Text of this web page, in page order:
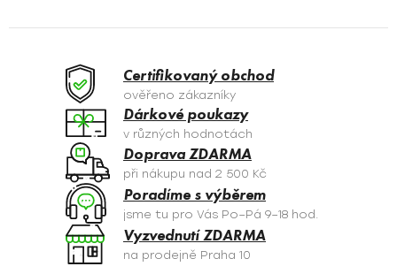
á
c
í
p
r
v
k
y
v
ý
p
Certifikovaný obchod
ověřeno zákazníky
Dárkové poukazy
v různých hodnotách
Doprava ZDARMA
při nákupu nad 2 500 Kč
Poradíme s výběrem
jsme tu pro Vás Po–Pá 9–18 hod.
Vyzvednutí ZDARMA
na prodejně Praha 10